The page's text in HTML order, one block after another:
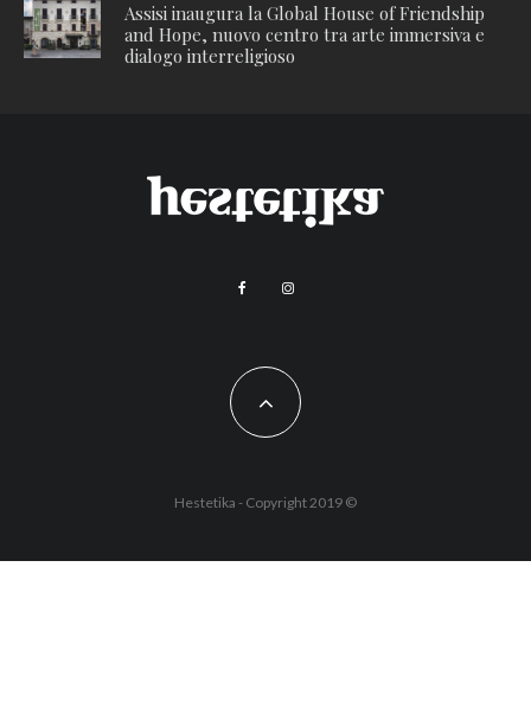
Assisi inaugura la Global House of Friendship
and Hope, nuovo centro tra arte immersiva e
dialogo interreligioso
Hestetika - Copyright 2019 ©